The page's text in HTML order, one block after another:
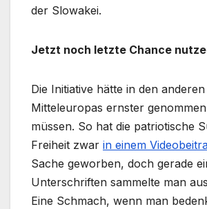
der Slowakei.
Jetzt noch letzte Chance
Die Initiative hätte in den
Mitteleuropas ernster
müssen. So hat die patriotische
Freiheit zwar in einem
Sache geworben, doch gerade
Unterschriften sammelte man
Eine Schmach, wenn man